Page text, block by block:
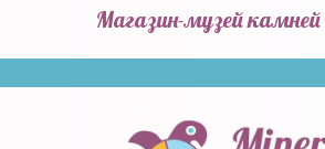
Магазин-музей камней